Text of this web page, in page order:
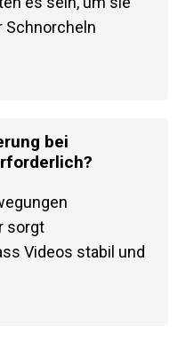
Schnorcheln
bei
sorgt
Videos stabil und